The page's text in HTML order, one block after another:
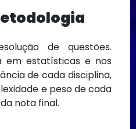
de questões.
em estatísticas e nos
de cada disciplina,
e peso de cada
nota final.